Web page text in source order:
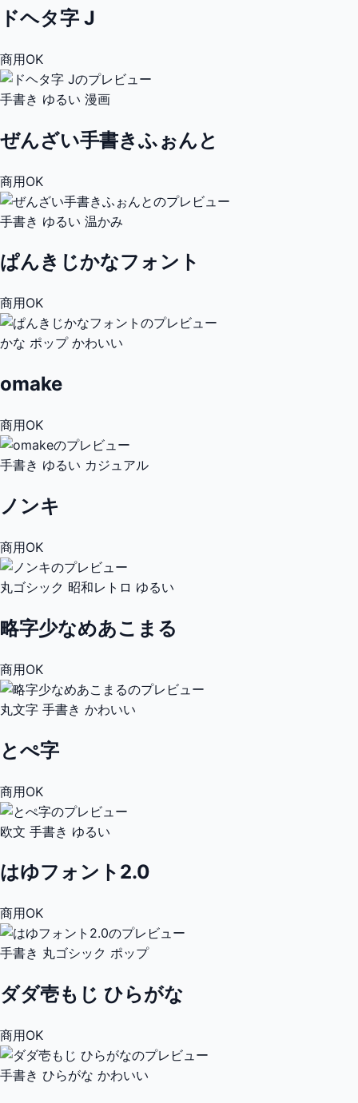
ドヘタ字 J
商用OK
手書き ゆるい 漫画
ぜんざい手書きふぉんと
商用OK
手書き ゆるい 温かみ
ぱんきじかなフォント
商用OK
かな ポップ かわいい
omake
商用OK
手書き ゆるい カジュアル
ノンキ
商用OK
丸ゴシック 昭和レトロ ゆるい
略字少なめあこまる
商用OK
丸文字 手書き かわいい
とぺ字
商用OK
欧文 手書き ゆるい
はゆフォント2.0
商用OK
手書き 丸ゴシック ポップ
ダダ壱もじ ひらがな
商用OK
手書き ひらがな かわいい